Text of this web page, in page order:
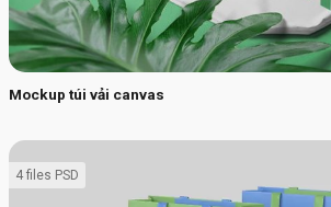
Mockup túi vải canvas
4 files PSD